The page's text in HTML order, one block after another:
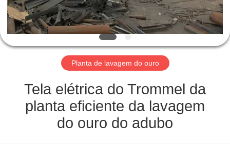
CONTROLE
DA
QUALIDADE
CONTACTE-
NOS
PEÇA
Planta de lavagem do ouro
Tela elétrica do Trommel da
planta eficiente da lavagem
do ouro do adubo